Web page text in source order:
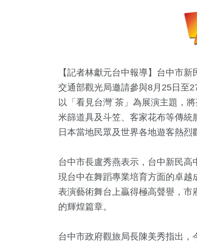
【記者林獻元台中報導】台中市
交通部觀光局邀請參與8月25日至
以「看見台灣˙茶」為展演主題，
米篩道具及斗笠、客家花布等傳
日本當地民眾及世界各地遊客熱烈
台中市長盧秀燕表示，台中新民
現台中在舞蹈專業培育方面的卓
表演藝術舞台上贏得極高聲譽，
的輝煌篇章。
台中市政府觀旅局長陳美秀指出
美食 藝文